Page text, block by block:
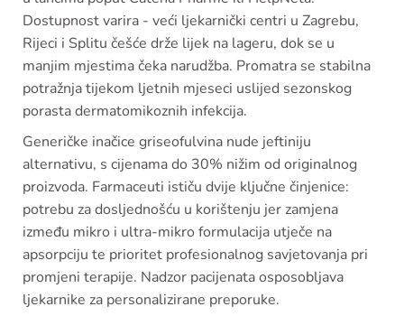
Dostupnost varira - veći ljekarnički centri u Zagrebu,
Rijeci i Splitu češće drže lijek na lageru, dok se u
manjim mjestima čeka narudžba. Promatra se stabilna
potražnja tijekom ljetnih mjeseci uslijed sezonskog
porasta dermatomikoznih infekcija.
Generičke inačice griseofulvina nude jeftiniju
alternativu, s cijenama do 30% nižim od originalnog
proizvoda. Farmaceuti ističu dvije ključne činjenice:
potrebu za dosljednošću u korištenju jer zamjena
između mikro i ultra-mikro formulacija utječe na
apsorpciju te prioritet profesionalnog savjetovanja pri
promjeni terapije. Nadzor pacijenata osposobljava
ljekarnike za personalizirane preporuke.